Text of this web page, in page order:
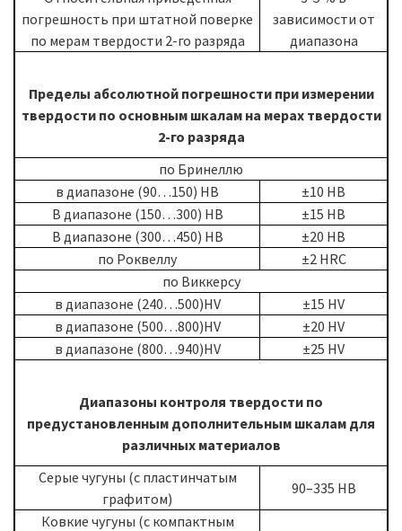
погрешность при штатной поверке
по мерам твердости 2-го разряда
зависимости от
диапазона
Пределы абсолютной погрешности при измерении
твердости по основным шкалам на мерах твердости
2-го разряда
по Бринеллю
в диапазоне (90…150) НВ
±10 НВ
В диапазоне (150…300) НВ
±15 НВ
В диапазоне (300…450) НВ
±20 НВ
по Роквеллу
±2 HRC
по Виккерсу
в диапазоне (240…500)HV
±15 HV
в диапазоне (500…800)HV
±20 HV
в диапазоне (800…940)HV
±25 HV
Диапазоны контроля твердости по
предустановленным дополнительным шкалам для
различных материалов
Серые чугуны (с пластинчатым
графитом)
90–335 HB
Ковкие чугуны (с компактным